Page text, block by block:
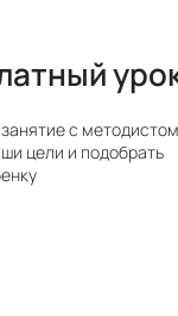
с
цели и подобрать